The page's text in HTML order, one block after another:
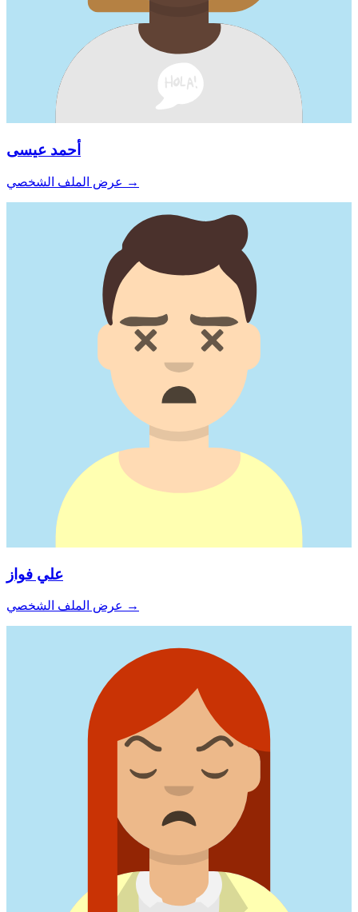
أحمد عيسى
عرض الملف الشخصي →
علي فواز
عرض الملف الشخصي →